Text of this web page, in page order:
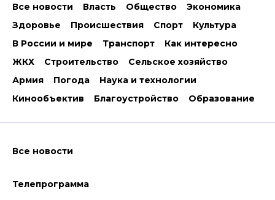
Все новости Власть Общество
Экономика
Здоровье
Происшествия Спорт
Культура
В России и мире
Транспорт
Как интересно
ЖКХ
Строительство
Сельское хозяйство
Армия
Погода
Наука и технологии
Кинообъектив
Благоустройство Образование
Все новости
Телепрограмма